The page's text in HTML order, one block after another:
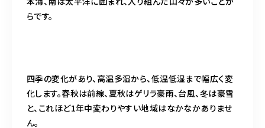
らです。
四季の変化があり、高温多湿から、低温低湿まで幅広く変
化します。春秋は前線、夏秋はゲリラ豪雨、台風、冬は豪雪
と、これほど1年中変わりやすい地域はなかなかありませ
ん。